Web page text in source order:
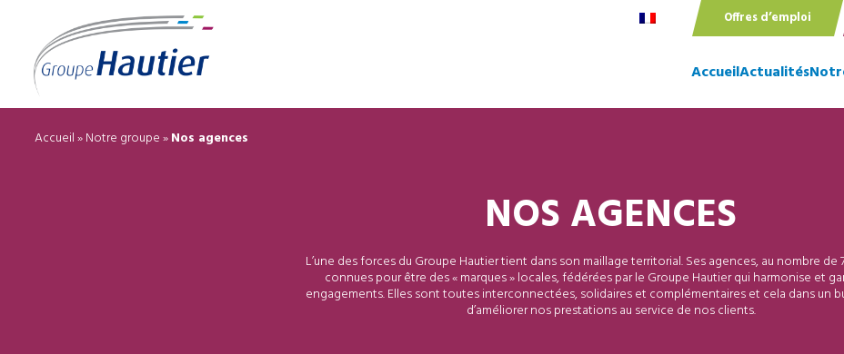
Offres d’emploi
AccueilActualités
Accueil»Notre groupe»Nos agences
NOS AGENCES
L’une des forces du Groupe Hautier tient dans son maillage territorial. Ses agences, au nombre
connues pour être des « marques » locales, fédérées par le Groupe Hautier qui harmonise et
engagements. Elles sont toutes interconnectées, solidaires et complémentaires et cela dans un
d’améliorer nos prestations au service de nos clients.